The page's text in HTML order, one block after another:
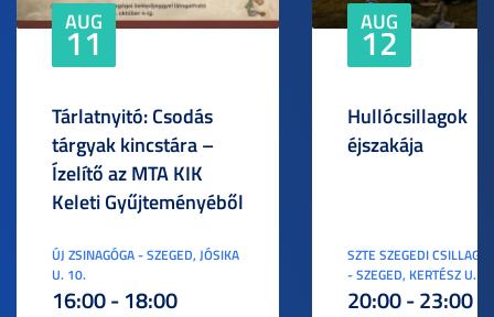
AUG
11
Tárlatnyitó: Csodás
tárgyak kincstára –
Ízelítő az MTA KIK
Keleti Gyűjteményéből
ÚJ ZSINAGÓGA - SZEGED, JÓSIKA
U. 10.
16:00 - 18:00
AUG
12
Hullócsillagok
éjszakája
SZTE SZEGEDI
- SZEGED, KERTÉSZ U. 3.
20:00 - 23:00